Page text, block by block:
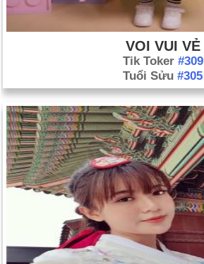
VOI VUI VẺ
Tik Toker #309
Tuổi Sửu #305